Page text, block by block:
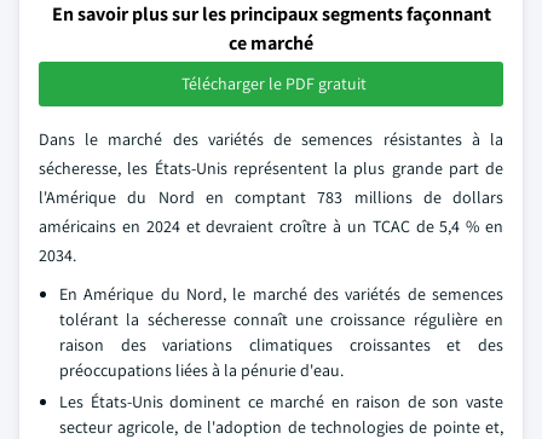
En savoir plus sur les principaux segments façonnant
ce marché
Télécharger le PDF gratuit
Dans le marché des variétés de semences résistantes à la
sécheresse, les États-Unis représentent la plus grande part de
l'Amérique du Nord en comptant 783 millions de dollars
américains en 2024 et devraient croître à un TCAC de 5,4 % en
2034.
En Amérique du Nord, le marché des variétés de semences
tolérant la sécheresse connaît une croissance régulière en
raison des variations climatiques croissantes et des
préoccupations liées à la pénurie d'eau.
Les États-Unis dominent ce marché en raison de son vaste
secteur agricole, de l'adoption de technologies de pointe et,